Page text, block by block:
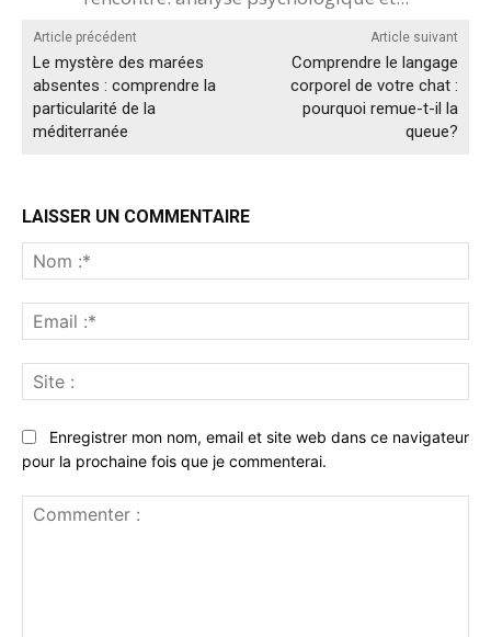
Article précédent
Le mystère des marées
absentes : comprendre la
particularité de la
méditerranée
Article suivant
Comprendre le langage
corporel de votre chat :
pourquoi remue-t-il la
queue?
LAISSER UN COMMENTAIRE
:*
:*
:
Enregistrer mon nom, email et site web dans ce navigateur
pour la prochaine fois que je commenterai.